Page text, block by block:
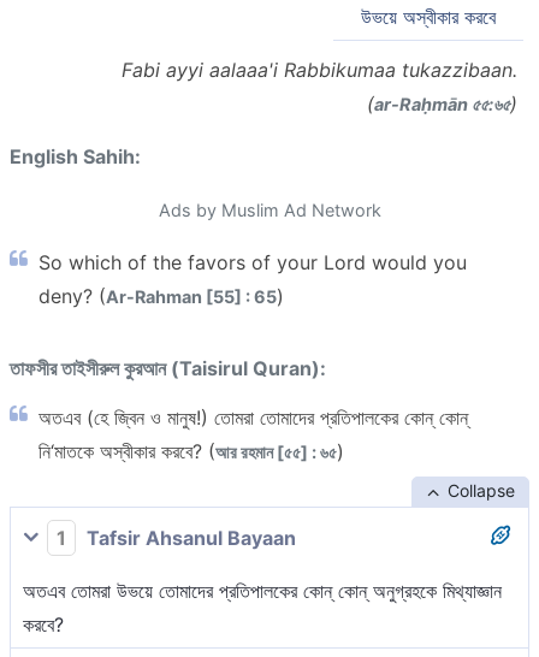
উভয়ে অস্বীকার করবে
Fabi ayyi aalaaa'i Rabbikumaa tukazzibaan.
(ar-Raḥmān ৫৫:৬৫)
English Sahih:
Ads by Muslim Ad Network
So which of the favors of your Lord would you
deny? (Ar-Rahman [55] : 65)
তাফসীর তাইসীরুল কুরআন (Taisirul Quran):
অতএব (হে জ্বিন ও মানুষ!) তোমরা তোমাদের প্রতিপালকের কোন্ কোন্
নি‘মাতকে অস্বীকার করবে? (আর রহমান [৫৫] : ৬৫)
Collapse
1 Tafsir Ahsanul Bayaan
অতএব তোমরা উভয়ে তোমাদের প্রতিপালকের কোন্ কোন্ অনুগ্রহকে মিথ্যাজ্ঞান
করবে?